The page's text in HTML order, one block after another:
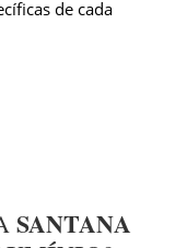
de cada
SANTANA